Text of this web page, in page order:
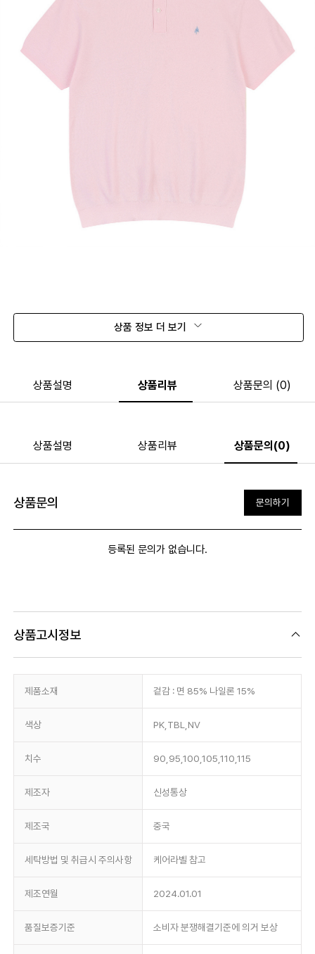
상품 정보 더 보기
상품설명 상품리뷰 상품문의 (0)
상품설명 상품리뷰 상품문의(0)
상품문의 문의하기
등록된 문의가 없습니다.
상품고시정보
제품소재 겉감 : 면 85% 나일론 15%
색상 PK,TBL,NV
치수 90,95,100,105,110,115
제조자 신성통상
제조국 중국
세탁방법 및 취급시 주의사항 케어라벨 참고
제조연월 2024.01.01
품질보증기준 소비자 분쟁해결기준에 의거 보상